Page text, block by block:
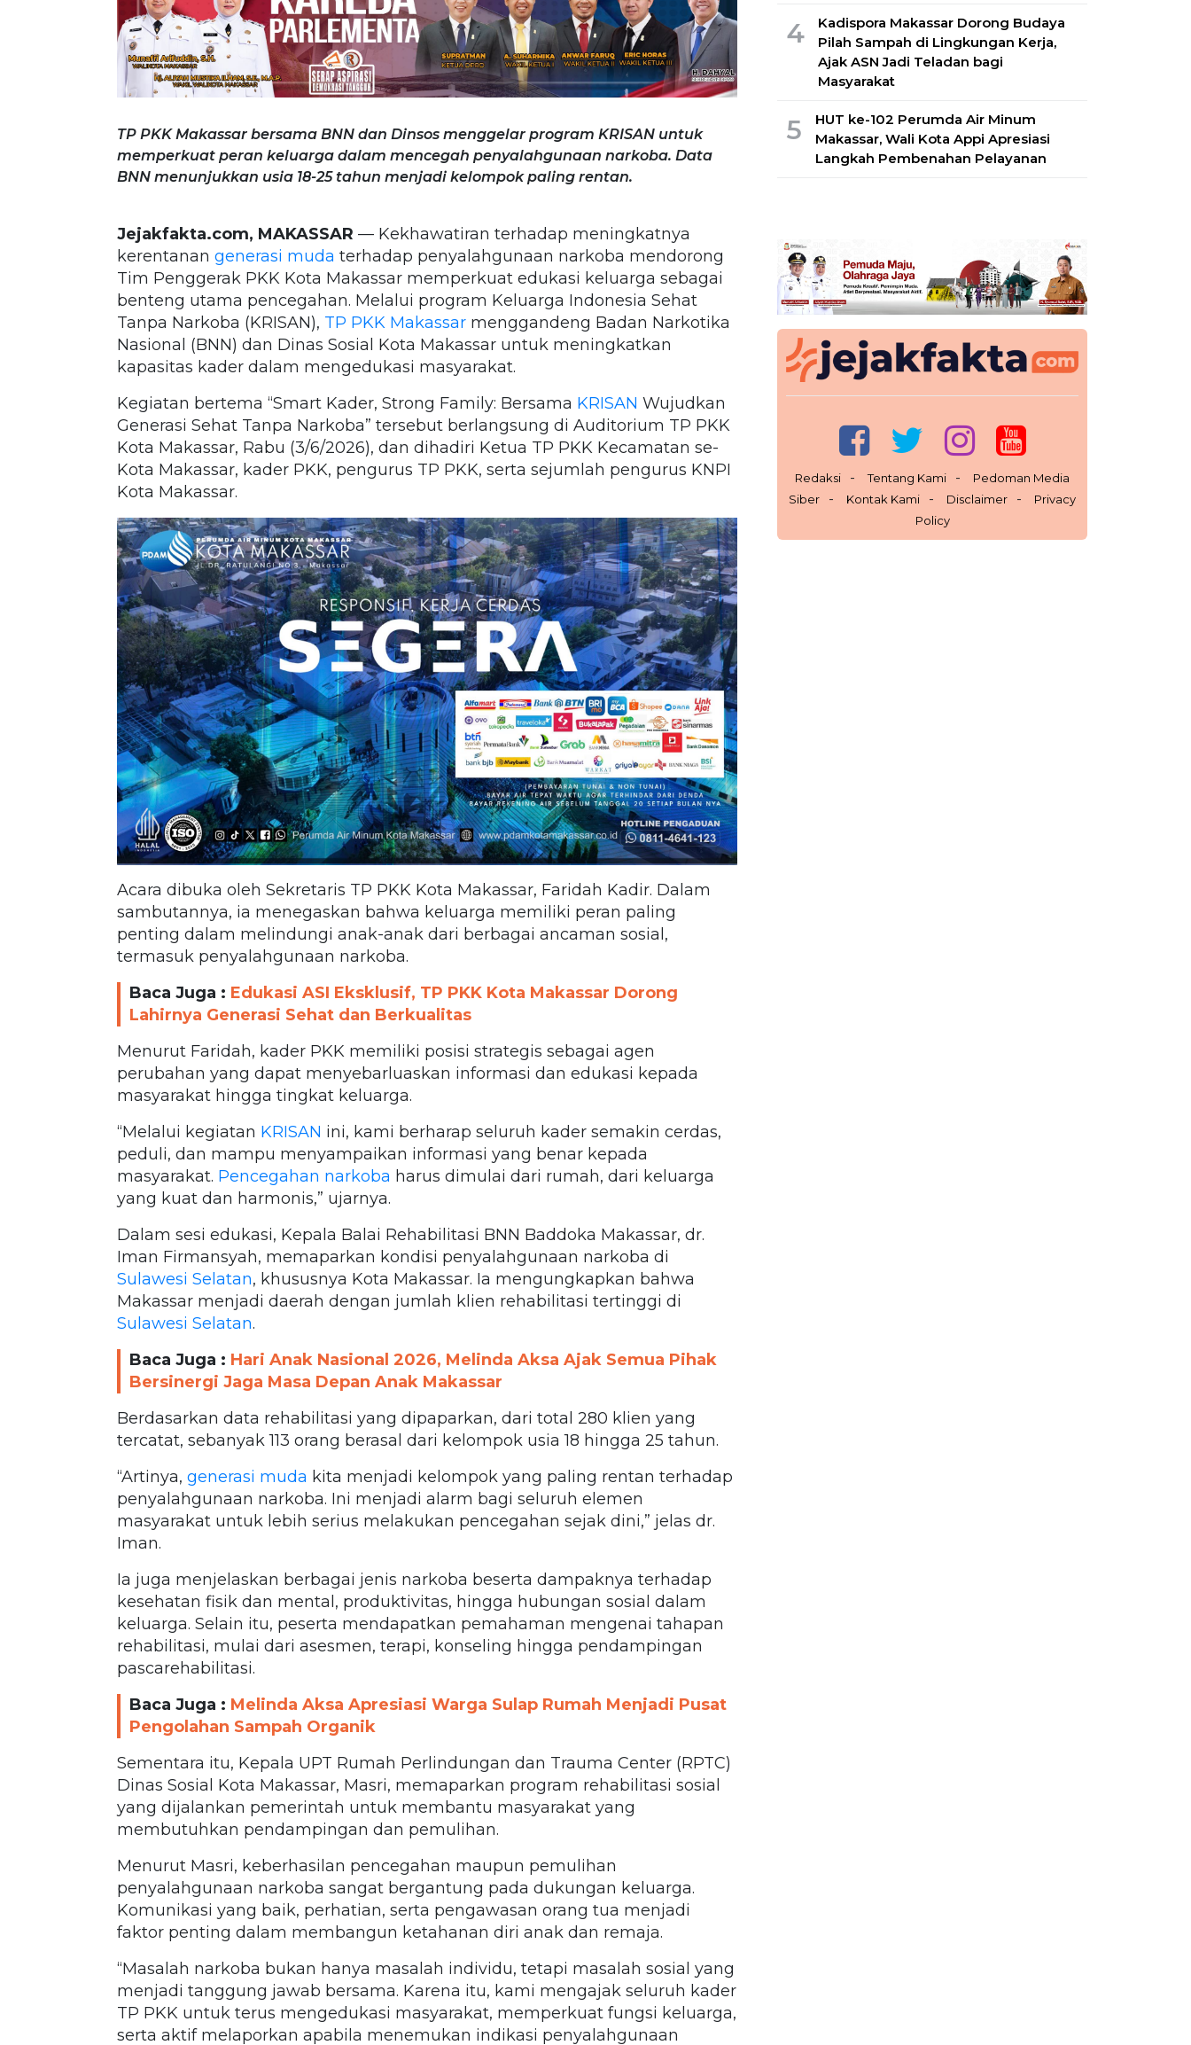
TP PKK Makassar bersama BNN dan Dinsos menggelar program KRISAN untuk
memperkuat peran keluarga dalam mencegah penyalahgunaan narkoba. Data
BNN menunjukkan usia 18-25 tahun menjadi kelompok paling rentan.
Jejakfakta.com, MAKASSAR — Kekhawatiran terhadap meningkatnya
kerentanan generasi muda terhadap penyalahgunaan narkoba mendorong
Tim Penggerak PKK Kota Makassar memperkuat edukasi keluarga sebagai
benteng utama pencegahan. Melalui program Keluarga Indonesia Sehat
Tanpa Narkoba (KRISAN), TP PKK Makassar menggandeng Badan Narkotika
Nasional (BNN) dan Dinas Sosial Kota Makassar untuk meningkatkan
kapasitas kader dalam mengedukasi masyarakat.
Kegiatan bertema “Smart Kader, Strong Family: Bersama KRISAN Wujudkan
Generasi Sehat Tanpa Narkoba” tersebut berlangsung di Auditorium TP PKK
Kota Makassar, Rabu (3/6/2026), dan dihadiri Ketua TP PKK Kecamatan se-
Kota Makassar, kader PKK, pengurus TP PKK, serta sejumlah pengurus KNPI
Kota Makassar.
Acara dibuka oleh Sekretaris TP PKK Kota Makassar, Faridah Kadir. Dalam
sambutannya, ia menegaskan bahwa keluarga memiliki peran paling
penting dalam melindungi anak-anak dari berbagai ancaman sosial,
termasuk penyalahgunaan narkoba.
Baca Juga : Edukasi ASI Eksklusif, TP PKK Kota Makassar Dorong
Lahirnya Generasi Sehat dan Berkualitas
Menurut Faridah, kader PKK memiliki posisi strategis sebagai agen
perubahan yang dapat menyebarluaskan informasi dan edukasi kepada
masyarakat hingga tingkat keluarga.
“Melalui kegiatan KRISAN ini, kami berharap seluruh kader semakin cerdas,
peduli, dan mampu menyampaikan informasi yang benar kepada
masyarakat. Pencegahan narkoba harus dimulai dari rumah, dari keluarga
yang kuat dan harmonis,” ujarnya.
Dalam sesi edukasi, Kepala Balai Rehabilitasi BNN Baddoka Makassar, dr.
Iman Firmansyah, memaparkan kondisi penyalahgunaan narkoba di
Sulawesi Selatan, khususnya Kota Makassar. Ia mengungkapkan bahwa
Makassar menjadi daerah dengan jumlah klien rehabilitasi tertinggi di
Sulawesi Selatan.
Baca Juga : Hari Anak Nasional 2026, Melinda Aksa Ajak Semua Pihak
Bersinergi Jaga Masa Depan Anak Makassar
Berdasarkan data rehabilitasi yang dipaparkan, dari total 280 klien yang
tercatat, sebanyak 113 orang berasal dari kelompok usia 18 hingga 25 tahun.
“Artinya, generasi muda kita menjadi kelompok yang paling rentan terhadap
penyalahgunaan narkoba. Ini menjadi alarm bagi seluruh elemen
masyarakat untuk lebih serius melakukan pencegahan sejak dini,” jelas dr.
Iman.
Ia juga menjelaskan berbagai jenis narkoba beserta dampaknya terhadap
kesehatan fisik dan mental, produktivitas, hingga hubungan sosial dalam
keluarga. Selain itu, peserta mendapatkan pemahaman mengenai tahapan
rehabilitasi, mulai dari asesmen, terapi, konseling hingga pendampingan
pascarehabilitasi.
Baca Juga : Melinda Aksa Apresiasi Warga Sulap Rumah Menjadi Pusat
Pengolahan Sampah Organik
Sementara itu, Kepala UPT Rumah Perlindungan dan Trauma Center (RPTC)
Dinas Sosial Kota Makassar, Masri, memaparkan program rehabilitasi sosial
yang dijalankan pemerintah untuk membantu masyarakat yang
membutuhkan pendampingan dan pemulihan.
Menurut Masri, keberhasilan pencegahan maupun pemulihan
penyalahgunaan narkoba sangat bergantung pada dukungan keluarga.
Komunikasi yang baik, perhatian, serta pengawasan orang tua menjadi
faktor penting dalam membangun ketahanan diri anak dan remaja.
“Masalah narkoba bukan hanya masalah individu, tetapi masalah sosial yang
menjadi tanggung jawab bersama. Karena itu, kami mengajak seluruh kader
TP PKK untuk terus mengedukasi masyarakat, memperkuat fungsi keluarga,
serta aktif melaporkan apabila menemukan indikasi penyalahgunaan
4
Kadispora Makassar Dorong Budaya
Pilah Sampah di Lingkungan Kerja,
Ajak ASN Jadi Teladan bagi
Masyarakat
5
HUT ke-102 Perumda Air Minum
Makassar, Wali Kota Appi Apresiasi
Langkah Pembenahan Pelayanan
Redaksi Tentang Kami
Pedoman Media
Siber
Kontak Kami Disclaimer
Privacy
Policy